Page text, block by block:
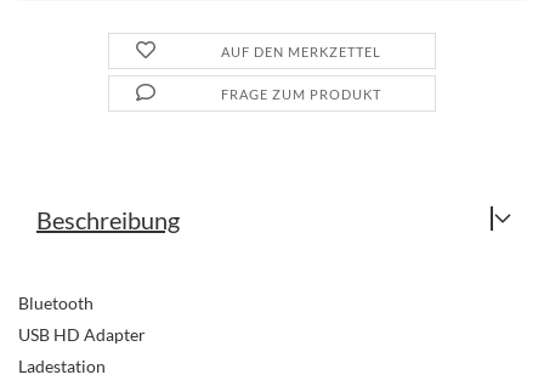
AUF DEN MERKZETTEL
FRAGE ZUM PRODUKT
Beschreibung
Bluetooth
USB HD Adapter
Ladestation